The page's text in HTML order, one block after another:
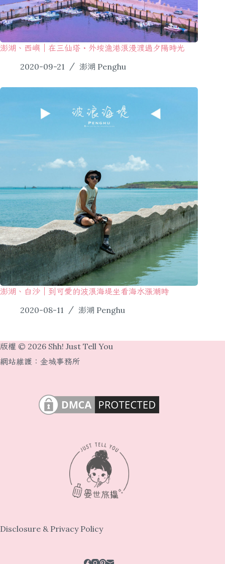
澎湖、西嶼｜在三仙塔・外垵漁港浪漫渡過夕陽時光
2020-09-21
澎湖 Penghu
澎湖、白沙｜到可愛的波浪海堤坐看海水漲潮時
2020-08-11
澎湖 Penghu
版權 © 2026 Shh! Just Tell You
網站維護： 金城事務所
Disclosure & Privacy Policy